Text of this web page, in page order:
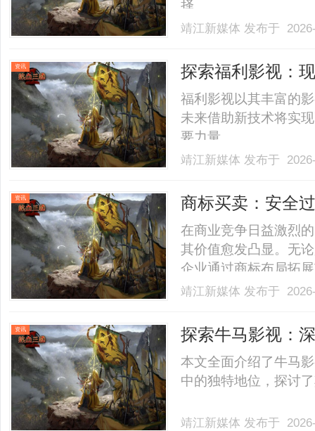
择。......
靖江新媒体 发布于
资讯 探索福利影视：
福利影视以其丰富的
未来借助新技术将实
要力量。......
靖江新媒体 发布于
资讯 商标买卖：安全
在商业竞争日益激烈
其价值愈发凸显。无
企业通过商标布局拓
段。然而，商标交易
程与安全保障1、交
靖江新媒体 发布于
资讯 探索牛马影视：
本文全面介绍了牛马
中的独特地位，探讨
靖江新媒体 发布于